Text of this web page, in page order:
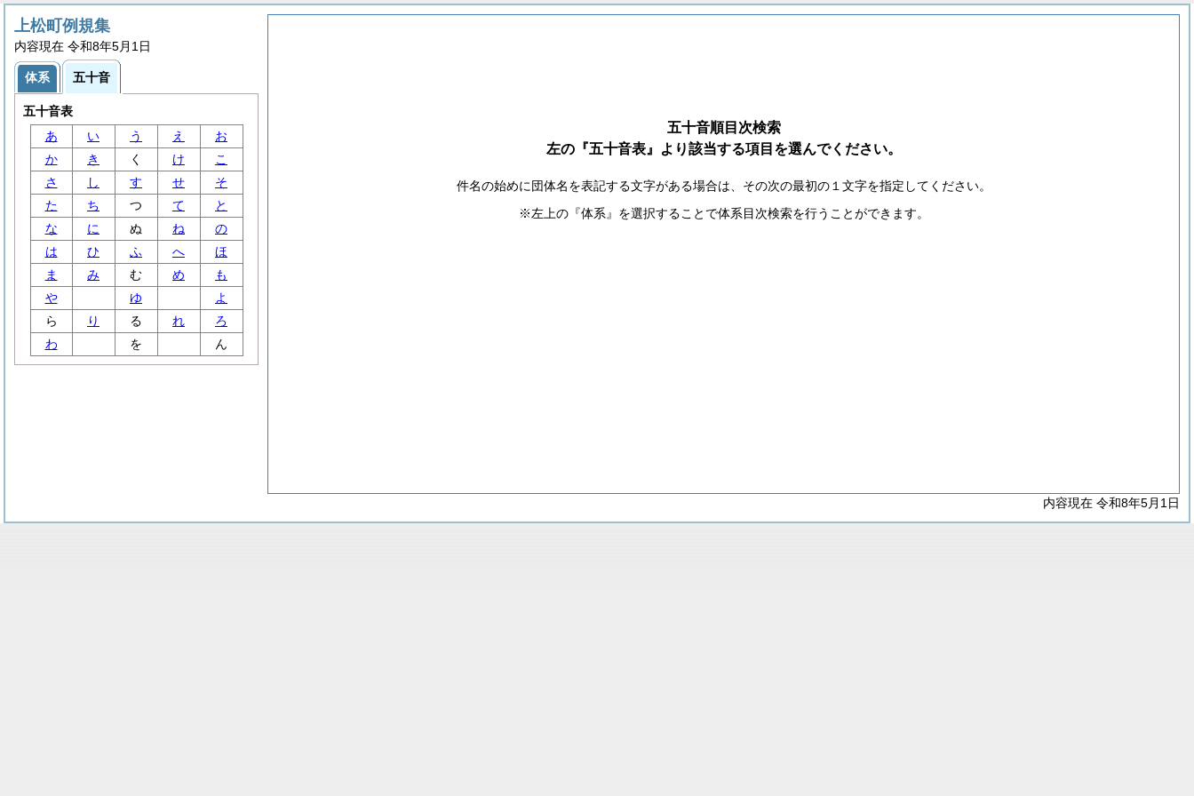
五十音順目次検索
左の『五十音表』より該当する項目を選んでください。
件名の始めに団体名を表記する文字がある場合は、その次の最初の１文字を指定してください。
※左上の『体系』を選択することで体系目次検索を行うことができます。
内容現在 令和8年5月1日
上松町例規集
内容現在 令和8年5月1日
体系 五十音
五十音表
あ
い う え
お
か
き く け
こ
さ
し す せ
そ
た
ち つ て
と
な
に ぬ ね
の
は
ひ ふ へ
ほ
ま
み む め
も
や
ゆ
よ
ら
り る れ
ろ
わ
を ん